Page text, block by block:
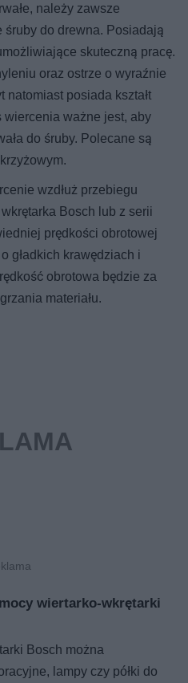
należy zawsze
do drewna. Posiadają
skuteczną pracę.
oraz ostrze o wyraźnie
natomiast posiada kształt
ważne jest, aby
do śruby. Polecane są
wzdłuż przebiegu
Bosch lub z serii
prędkości obrotowej
gładkich krawędziach i
obrotowa będzie za
materiału.
wiertarko-wkrętarki
Bosch można
lampy czy półki do